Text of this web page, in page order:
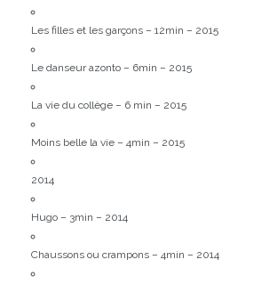
Les filles et les garçons – 12min – 2015
Le danseur azonto – 6min – 2015
La vie du collège – 6 min – 2015
Moins belle la vie – 4min – 2015
2014
Hugo – 3min – 2014
Chaussons ou crampons – 4min – 2014